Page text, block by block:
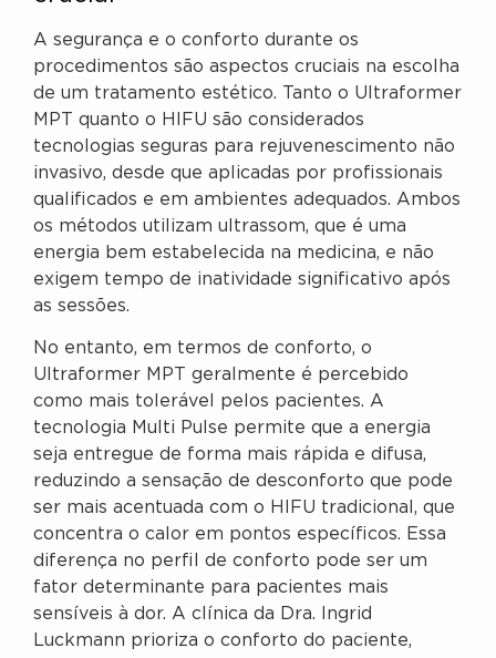
A segurança e o conforto durante os
procedimentos são aspectos cruciais na escolha
de um tratamento estético. Tanto o Ultraformer
MPT quanto o HIFU são considerados
tecnologias seguras para rejuvenescimento não
invasivo, desde que aplicadas por profissionais
qualificados e em ambientes adequados. Ambos
os métodos utilizam ultrassom, que é uma
energia bem estabelecida na medicina, e não
exigem tempo de inatividade significativo após
as sessões.
No entanto, em termos de conforto, o
Ultraformer MPT geralmente é percebido
como mais tolerável pelos pacientes. A
tecnologia Multi Pulse permite que a energia
seja entregue de forma mais rápida e difusa,
reduzindo a sensação de desconforto que pode
ser mais acentuada com o HIFU tradicional, que
concentra o calor em pontos específicos. Essa
diferença no perfil de conforto pode ser um
fator determinante para pacientes mais
sensíveis à dor. A clínica da Dra. Ingrid
Luckmann prioriza o conforto do paciente,